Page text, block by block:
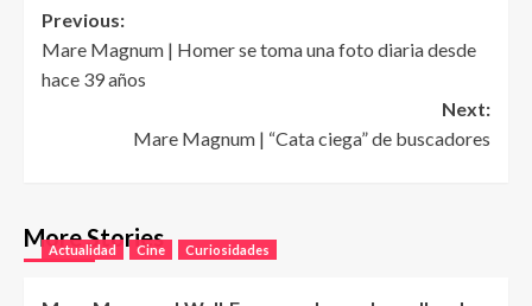
Post
navigation
Previous:
Mare Magnum | Homer se toma una foto diaria desde
hace 39 años
Next:
Mare Magnum | “Cata ciega” de buscadores
More Stories
Actualidad Cine Curiosidades